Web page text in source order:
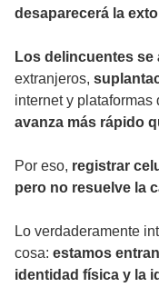
desaparecerá la
Los delincuentes se
extranjeros,
internet y plataformas
avanza más rápido
Por eso, registrar
pero no resuelve la
Lo verdaderamente
cosa: estamos
identidad física y la